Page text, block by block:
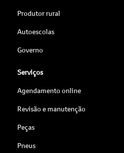
Produtor rural
Autoescolas
Governo
Serviços
Agendamento online
Revisão e manutenção
Peças
Pneus